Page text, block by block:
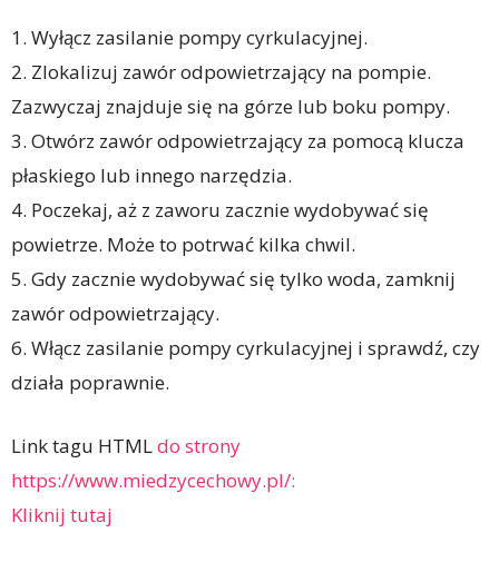
1. Wyłącz zasilanie pompy cyrkulacyjnej.
2. Zlokalizuj zawór odpowietrzający na pompie.
Zazwyczaj znajduje się na górze lub boku pompy.
3. Otwórz zawór odpowietrzający za pomocą klucza
płaskiego lub innego narzędzia.
4. Poczekaj, aż z zaworu zacznie wydobywać się
powietrze. Może to potrwać kilka chwil.
5. Gdy zacznie wydobywać się tylko woda, zamknij
zawór odpowietrzający.
6. Włącz zasilanie pompy cyrkulacyjnej i sprawdź, czy
działa poprawnie.
Link tagu HTMLdo strony
https://www.miedzycechowy.pl/:
Kliknij tutaj